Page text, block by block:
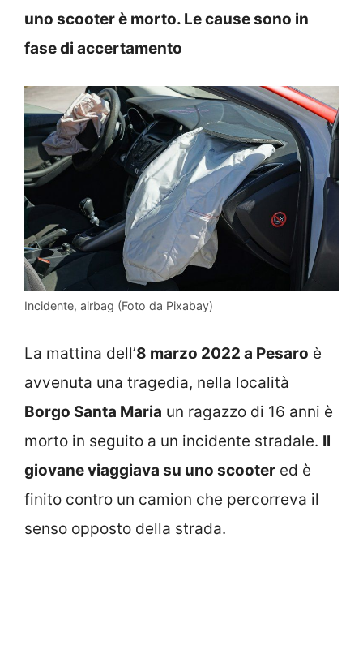
uno scooter è morto. Le cause sono in
fase di accertamento
Incidente, airbag (Foto da Pixabay)
La mattina dell’8 marzo 2022 a Pesaro è
avvenuta una tragedia, nella località
Borgo Santa Maria un ragazzo di 16 anni è
morto in seguito a un incidente stradale. Il
giovane viaggiava su uno scooter ed è
finito contro un camion che percorreva il
senso opposto della strada.